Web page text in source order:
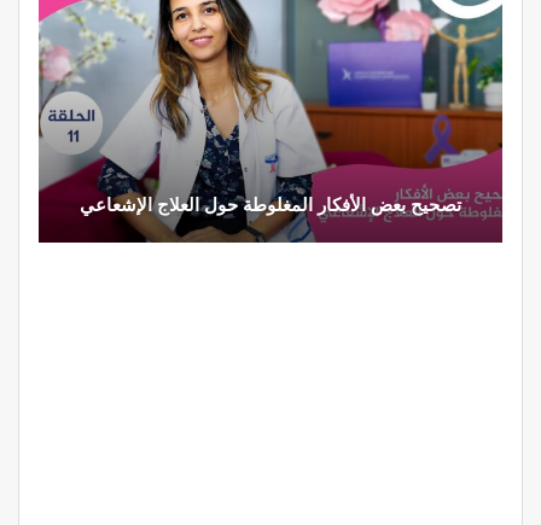
الإشعاعي تحذير من تناول المحليات الصناعية..